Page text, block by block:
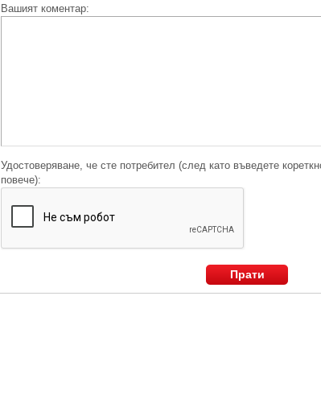
Вашият коментар:
Удостоверяване, че сте потребител (след като въведете
повече):
Прати